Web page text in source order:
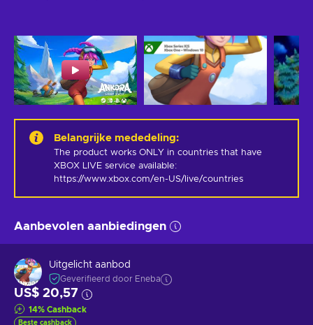
Belangrijke mededeling:
The product works ONLY in countries that have
XBOX LIVE service available:
https://www.xbox.com/en-US/live/countries
Aanbevolen aanbiedingen
Uitgelicht aanbod
Geverifieerd door Eneba
US$ 20,57
14% Cashback
Beste cashback